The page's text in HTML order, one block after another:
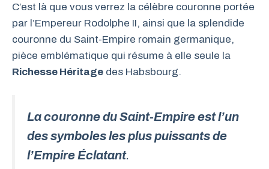
C’est là que vous verrez la célèbre couronne portée
par l’Empereur Rodolphe II, ainsi que la splendide
couronne du Saint-Empire romain germanique,
pièce emblématique qui résume à elle seule la
Richesse Héritage des Habsbourg.
La couronne du Saint-Empire est l’un
des symboles les plus puissants de
l’Empire Éclatant.